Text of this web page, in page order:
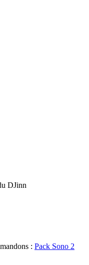
DJinn
: Pack Sono 2